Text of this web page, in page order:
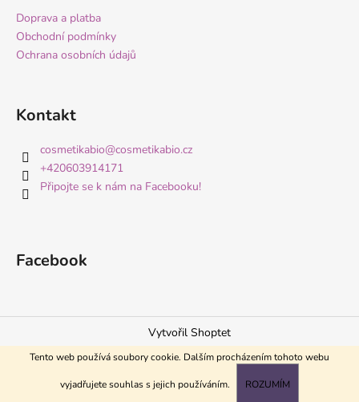
Tento web používá soubory cookie. Dalším procházením tohoto webu
vyjadřujete souhlas s jejich používáním. ROZUMÍM
Doprava a platba
Obchodní podmínky
Ochrana osobních údajů
Kontakt
cosmetikabio@cosmetikabio.cz
+420603914171
Připojte se k nám na Facebooku!
Facebook
Vytvořil Shoptet
Copyright 2026Česká přírodní kosmetika CosmetikaBio.